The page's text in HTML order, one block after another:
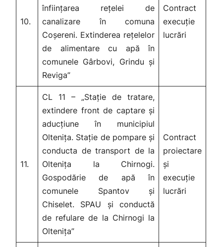
10.
înființarea rețelei de
canalizare în comuna
Coșereni. Extinderea rețelelor
de alimentare cu apă în
comunele Gârbovi, Grindu și
Reviga”
Contract
execuție
lucrări
11.
CL 11 – „Stație de tratare,
extindere front de captare și
aducțiune în municipiul
Oltenița. Stație de pompare și
conducta de transport de la
Oltenița la Chirnogi.
Gospodărie de apă în
comunele Spantov și
Chiselet. SPAU și conductă
de refulare de la Chirnogi la
Oltenița”
Contract
proiectare
și
execuție
lucrări